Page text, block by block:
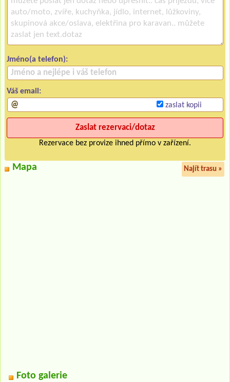
Jméno(a telefon):
Váš email:
zaslat kopii
Rezervace bez provize ihned přímo v zařízení.
Mapa Najít trasu »
Foto galerie